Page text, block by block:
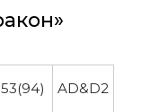
AD&D2